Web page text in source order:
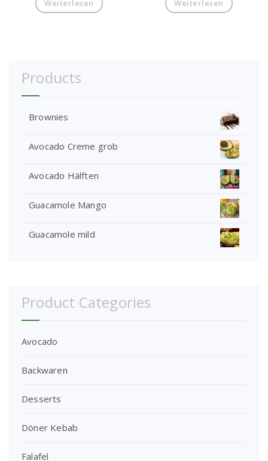
Weiterlesen Weiterlesen
Products
Brownies
Avocado Creme grob
Avocado Hälften
Guacamole Mango
Guacamole mild
Product Categories
Avocado
Backwaren
Desserts
Döner Kebab
Falafel